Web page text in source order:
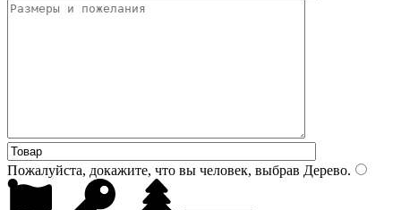
Пожалуйста, докажите, что вы человек, выбрав Дерево.